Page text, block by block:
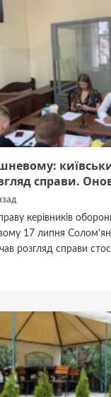
справи.
керівників
17 липня
розгляд справи